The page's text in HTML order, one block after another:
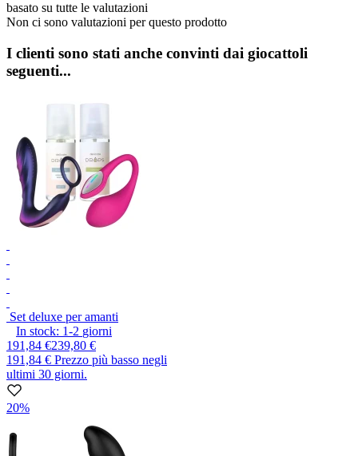
basato su tutte le valutazioni
Non ci sono valutazioni per questo prodotto
I clienti sono stati anche convinti dai giocattoli
seguenti...
Set deluxe per amanti
In stock: 1-2 giorni
191,84 €239,80 €
191,84 € Prezzo più basso negli
ultimi 30 giorni.
20%